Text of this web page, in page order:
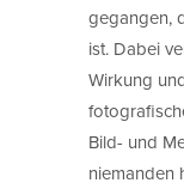
gegangen,
ist. Dabei
Wirkung
Bild- und
niemanden